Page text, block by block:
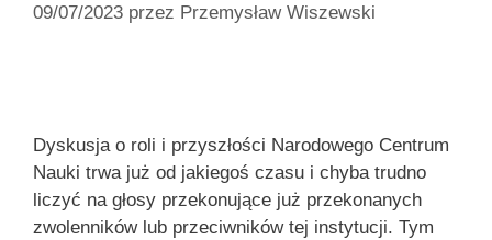
09/07/2023 przez Przemysław Wiszewski
Dyskusja o roli i przyszłości Narodowego Centrum
Nauki trwa już od jakiegoś czasu i chyba trudno
liczyć na głosy przekonujące już przekonanych
zwolenników lub przeciwników tej instytucji. Tym